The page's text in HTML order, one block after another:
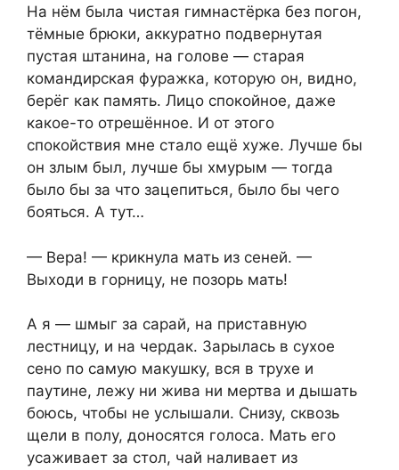
На нём была чистая гимнастёрка без погон,
тёмные брюки, аккуратно подвернутая
пустая штанина, на голове — старая
командирская фуражка, которую он, видно,
берёг как память. Лицо спокойное, даже
какое-то отрешённое. И от этого
спокойствия мне стало ещё хуже. Лучше бы
он злым был, лучше бы хмурым — тогда
было бы за что зацепиться, было бы чего
бояться. А тут…
— Вера! — крикнула мать из сеней. —
Выходи в горницу, не позорь мать!
А я — шмыг за сарай, на приставную
лестницу, и на чердак. Зарылась в сухое
сено по самую макушку, вся в трухе и
паутине, лежу ни жива ни мертва и дышать
боюсь, чтобы не услышали. Снизу, сквозь
щели в полу, доносятся голоса. Мать его
усаживает за стол, чай наливает из